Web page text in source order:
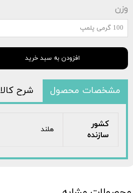
وزن
100 گرمی پلمپ
افزودن به سبد خرید
مشخصات محصول شرح کالا
کشور
سازنده
هلند